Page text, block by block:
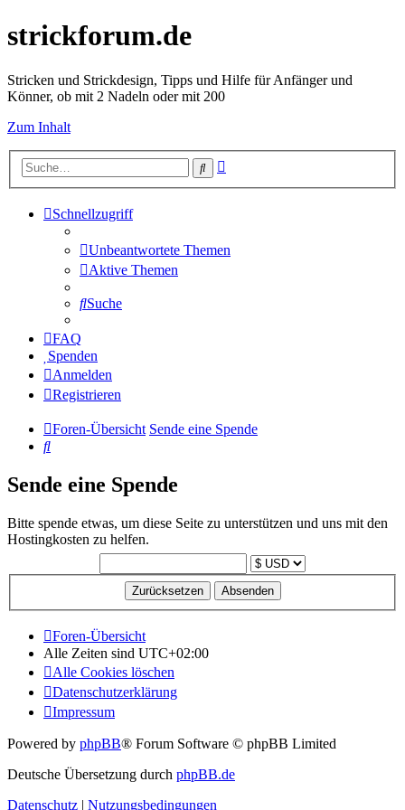
strickforum.de
Stricken und Strickdesign, Tipps und Hilfe für Anfänger und
Könner, ob mit 2 Nadeln oder mit 200
Zum Inhalt
Suche
Schnellzugriff
Unbeantwortete Themen
Aktive Themen
Suche
FAQ
Spenden
Anmelden
Registrieren
Foren-Übersicht Sende eine Spende
Suche
Sende eine Spende
Bitte spende etwas, um diese Seite zu unterstützen und uns mit den
Hostingkosten zu helfen.
Foren-Übersicht
Alle Zeiten sind UTC+02:00
Alle Cookies löschen
Datenschutzerklärung
Impressum
Powered by phpBB® Forum Software © phpBB Limited
Deutsche Übersetzung durch phpBB.de
Datenschutz | Nutzungsbedingungen